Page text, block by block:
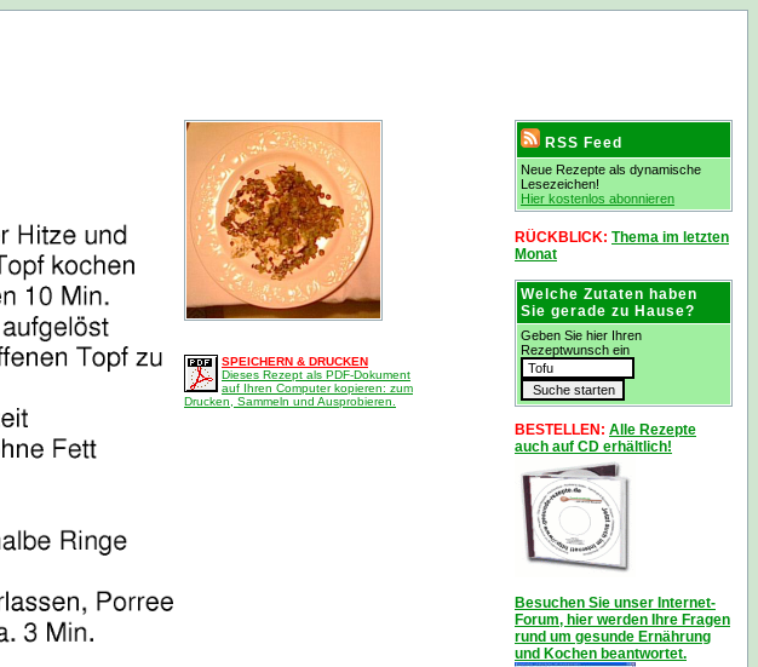
SPEICHERN & DRUCKEN
Dieses Rezept als PDF-Dokument
auf Ihren Computer kopieren: zum
Drucken, Sammeln und Ausprobieren.
RSS Feed
Neue Rezepte als dynamische
Lesezeichen!
Hier kostenlos abonnieren
RÜCKBLICK: Thema im letzten
Monat
Welche Zutaten haben
Sie gerade zu Hause?
Geben Sie hier Ihren
Rezeptwunsch ein
BESTELLEN: Alle Rezepte
auch auf CD erhältlich!
Besuchen Sie unser Internet-
Forum, hier werden Ihre Fragen
rund um gesunde Ernährung
und Kochen beantwortet.